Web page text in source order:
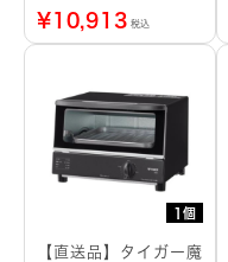
ブラウン
¥10,913 税込
1個
【直送品】タイガー魔